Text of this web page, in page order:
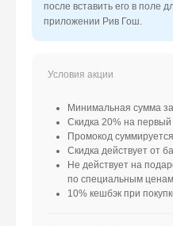
после вставить его в поле
приложении Рив Гош.
Минимальная сумма
Скидка 20% на
Промокод
Скидка действует от
Не действует на
по специальным
10% кешбэк при